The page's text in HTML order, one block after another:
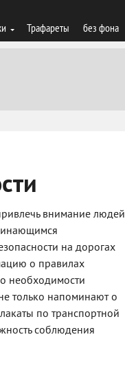
Трафареты без фона
внимание людей
на дорогах
о правилах
необходимости
только напоминают о
по транспортной
соблюдения